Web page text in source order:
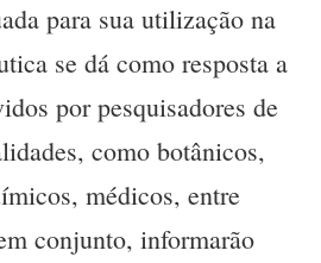
para sua utilização na
se dá como resposta a
por pesquisadores de
como botânicos,
médicos, entre
conjunto, informarão